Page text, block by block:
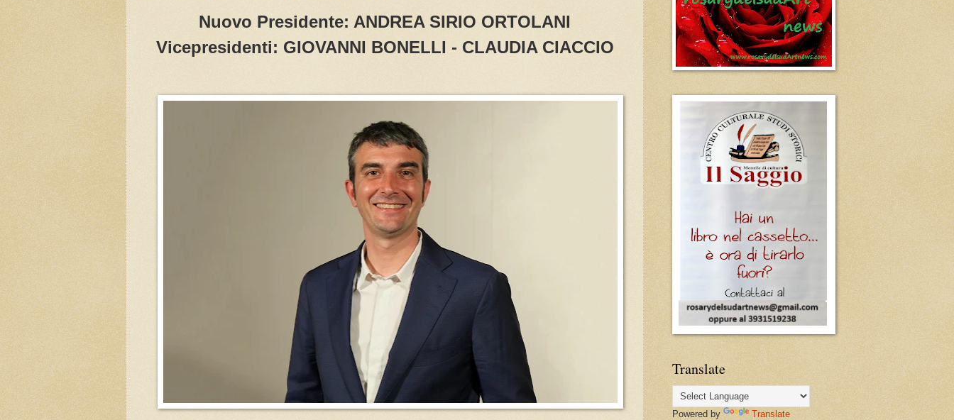
Nuovo Presidente: ANDREA SIRIO ORTOLANI
Vicepresidenti: GIOVANNI BONELLI - CLAUDIA CIACCIO
Translate
Powered by Translate